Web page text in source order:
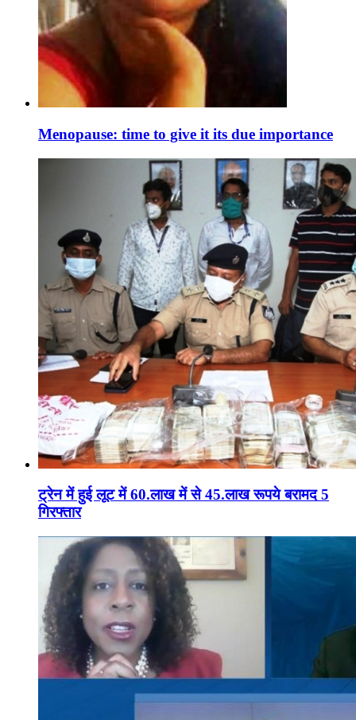
Menopause: time to give it its due importance
ट्रेन में हुई लूट में 60.लाख में से 45.लाख रूपये बरामद 5
गिरफ्तार